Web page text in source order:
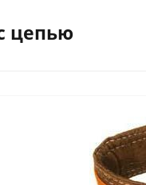
цепью